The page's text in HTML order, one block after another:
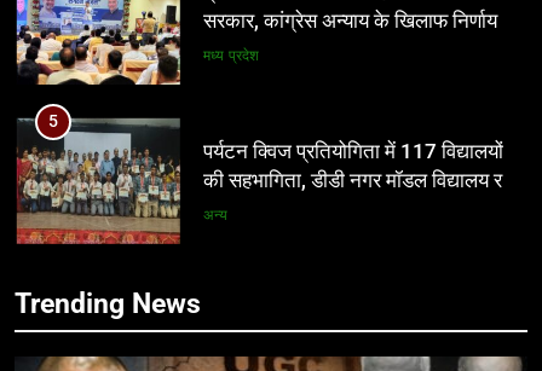
की सहभागिता, डीडी नगर मॉडल विद्यालय रहा
प्रथम
अन्य
6
आईआईटी बॉम्बे का प्रशिक्षण या भ्रष्टाचार पर
पर्दा? मध्य प्रदेश के लोक निर्माण विभाग पर
उठे बड़े सवाल
मध्य प्रदेश
Trending News
5
पर्यटन क्विज प्रतियोगिता में 117 विद्यालयों
की सहभागिता, डीडी नगर मॉडल विद्यालय रहा
6